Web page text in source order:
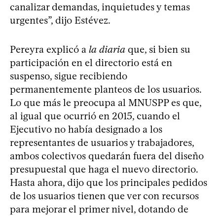
canalizar demandas, inquietudes y temas
urgentes”, dijo Estévez.
Pereyra explicó a la diaria que, si bien su
participación en el directorio está en
suspenso, sigue recibiendo
permanentemente planteos de los usuarios.
Lo que más le preocupa al MNUSPP es que,
al igual que ocurrió en 2015, cuando el
Ejecutivo no había designado a los
representantes de usuarios y trabajadores,
ambos colectivos quedarán fuera del diseño
presupuestal que haga el nuevo directorio.
Hasta ahora, dijo que los principales pedidos
de los usuarios tienen que ver con recursos
para mejorar el primer nivel, dotando de